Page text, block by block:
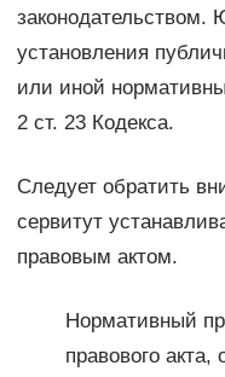
законодательством.
установления
или иной
2 ст. 23 Кодекса.
Следует обратить
сервитут
правовым актом.
Нормативный
правового